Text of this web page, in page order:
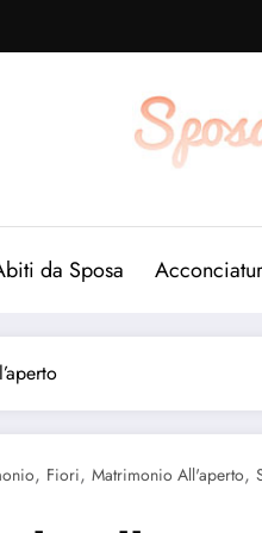
da Sposa
, Fiori, Matrimonio All'aperto,